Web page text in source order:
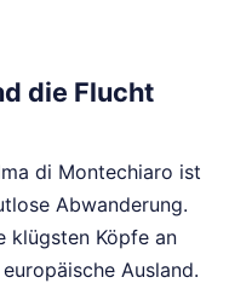
die Flucht
di Montechiaro ist
Abwanderung.
klügsten Köpfe an
Ausland.